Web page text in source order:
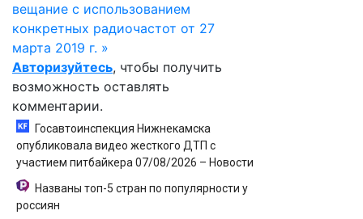
вещание с использованием
конкретных радиочастот от 27
марта 2019 г. »
Авторизуйтесь, чтобы получить
возможность оставлять
комментарии.
Госавтоинспекция Нижнекамска
опубликовала видео жесткого ДТП с
участием питбайкера 07/08/2026 – Новости
Названы топ-5 стран по популярности у
россиян